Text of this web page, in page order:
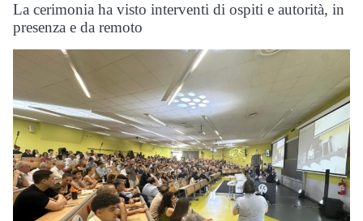
La cerimonia ha visto interventi di ospiti e autorità, in
presenza e da remoto